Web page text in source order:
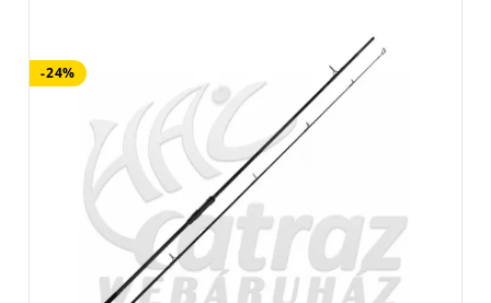
kezdődik. A bot keménysége, feszessége, már a
megkérdőjelezhetetlen távdobó bottá teszi. A Shimano TX-7 a
dobós versenyek megfizethető fegyvere.
Shimano Tribal TX9A: Ha néhány szóval szeretném jellemezni
ezt a felső kategóriás bojlis botot, ennyi lenne a címkén:
mindenből a legjobb minőség. Egy profi pontyozó bot, profi
horgászoknak. Shimano TX-9A, a legjobbak választása.
Shimano Tribal TX Ultra:A királykategória. A Shimano Ultra az
a pontyozó bot, amiben minden benne van, amit a Simano tud a
-24%